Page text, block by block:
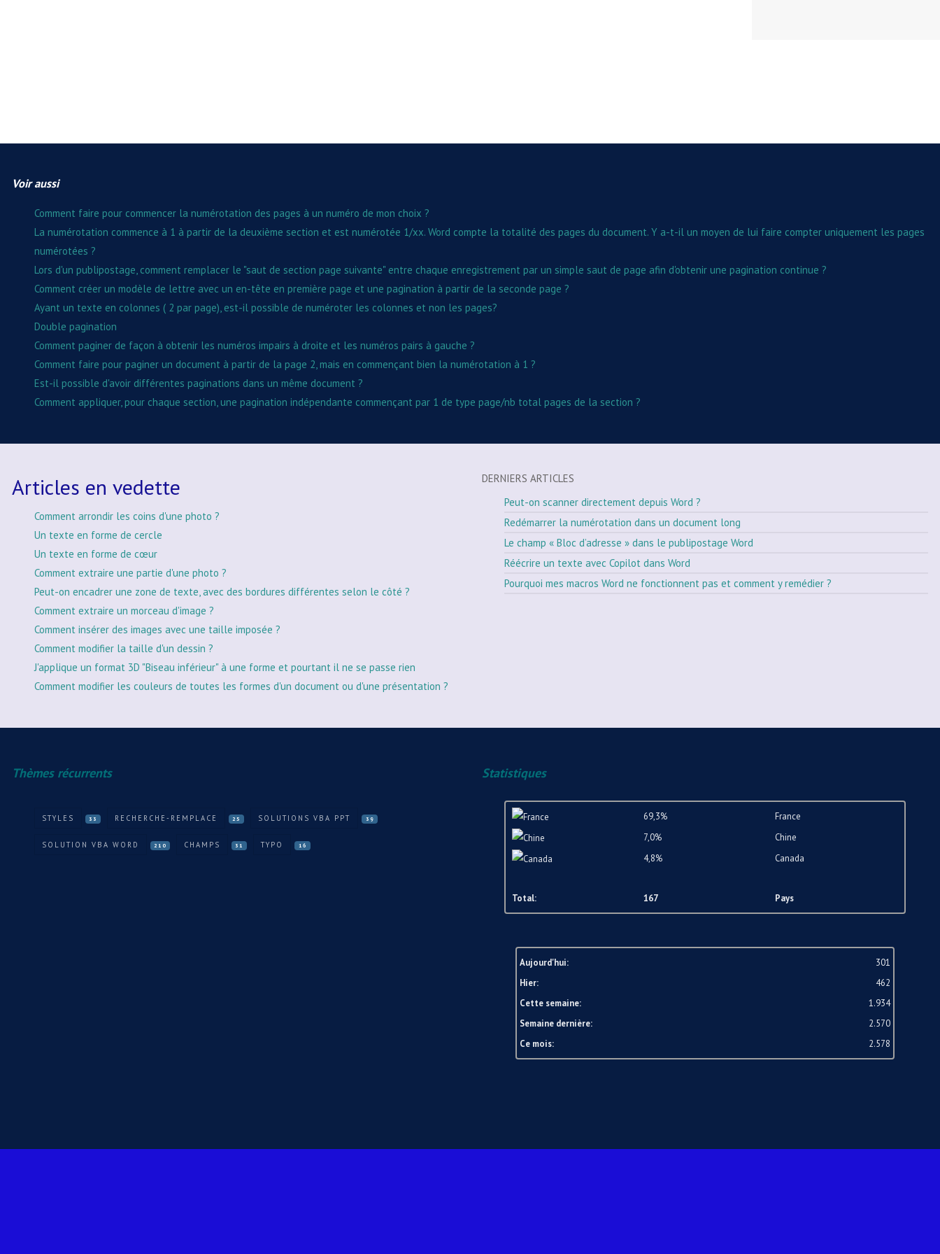
Voir aussi
Comment faire pour commencer la numérotation des pages à un numéro de mon choix ?
La numérotation commence à 1 à partir de la deuxième section et est numérotée 1/xx. Word compte la totalité des pages du document. Y a-t-il un moyen de lui faire compter uniquement les pages
numérotées ?
Lors d'un publipostage, comment remplacer le "saut de section page suivante" entre chaque enregistrement par un simple saut de page afin d'obtenir une pagination continue ?
Comment créer un modèle de lettre avec un en-tête en première page et une pagination à partir de la seconde page ?
Ayant un texte en colonnes ( 2 par page), est-il possible de numéroter les colonnes et non les pages?
Double pagination
Comment paginer de façon à obtenir les numéros impairs à droite et les numéros pairs à gauche ?
Comment faire pour paginer un document à partir de la page 2, mais en commençant bien la numérotation à 1 ?
Est-il possible d'avoir différentes paginations dans un même document ?
Comment appliquer, pour chaque section, une pagination indépendante commençant par 1 de type page/nb total pages de la section ?
Articles en vedette
Comment arrondir les coins d'une photo ?
Un texte en forme de cercle
Un texte en forme de cœur
Comment extraire une partie d'une photo ?
Peut-on encadrer une zone de texte, avec des bordures différentes selon le côté ?
Comment extraire un morceau d'image ?
Comment insérer des images avec une taille imposée ?
Comment modifier la taille d'un dessin ?
J'applique un format 3D "Biseau inférieur" à une forme et pourtant il ne se passe rien
Comment modifier les couleurs de toutes les formes d'un document ou d'une présentation ?
DERNIERS ARTICLES
Peut-on scanner directement depuis Word ?
Redémarrer la numérotation dans un document long
Le champ « Bloc d’adresse » dans le publipostage Word
Réécrire un texte avec Copilot dans Word
Pourquoi mes macros Word ne fonctionnent pas et comment y remédier ?
Thèmes récurrents
STYLES 33 RECHERCHE-REMPLACE 25 SOLUTIONS VBA PPT 39
SOLUTION VBA WORD 210 CHAMPS 31 TYPO 16
Statistiques
69,3%
France
7,0%
Chine
4,8%
Canada
Total: 167 Pays
Aujourd'hui:
301
Hier:
462
Cette semaine:
1.934
Semaine dernière:
2.570
Ce mois:
2.578